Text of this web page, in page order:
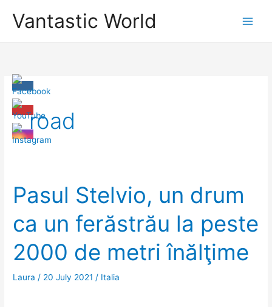
Vantastic World
road
Pasul Stelvio, un drum
ca un ferăstrău la peste
2000 de metri înălţime
Laura / 20 July 2021 / Italia